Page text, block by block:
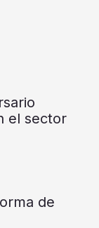
el sector
de